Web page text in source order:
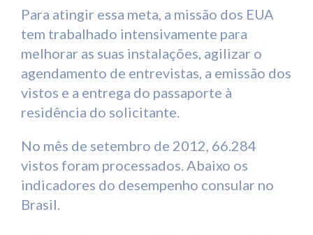
Para atingir essa meta, a missão dos EUA
tem trabalhado intensivamente para
melhorar as suas instalações, agilizar o
agendamento de entrevistas, a emissão dos
vistos e a entrega do passaporte à
residência do solicitante.
No mês de setembro de 2012, 66.284
vistos foram processados. Abaixo os
indicadores do desempenho consular no
Brasil.